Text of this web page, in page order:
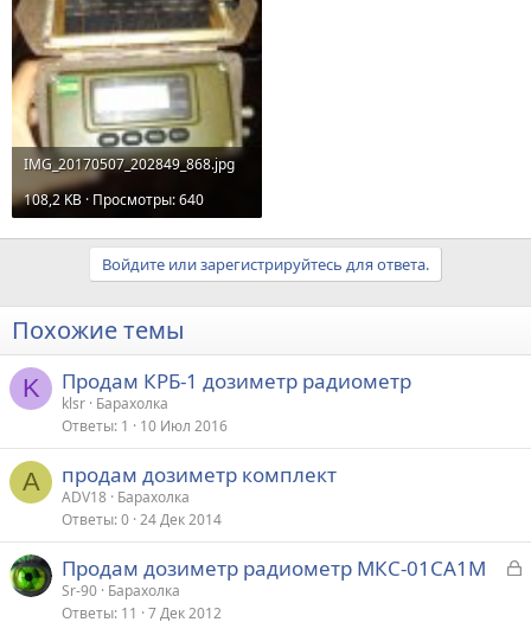
IMG_20170507_202849_868.jpg
108,2 KB · Просмотры: 640
Войдите или зарегистрируйтесь для ответа.
Похожие темы
K Продам КРБ-1 дозиметр радиометр
klsr Барахолка
Ответы 1 10 Июл 2016
A продам дозиметр комплект
ADV18 Барахолка
Ответы 0 24 Дек 2014
З
Продам дозиметр радиометр МКС-01СА1М
Sr-90 Барахолка
Ответы 11 7 Дек 2012